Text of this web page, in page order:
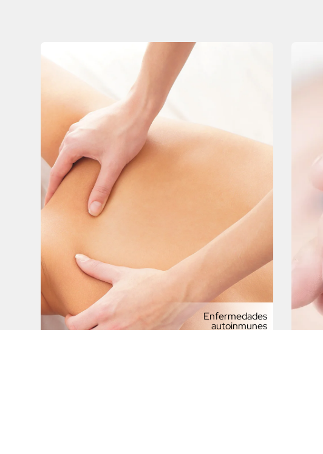
Enfermedades
autoinmunes